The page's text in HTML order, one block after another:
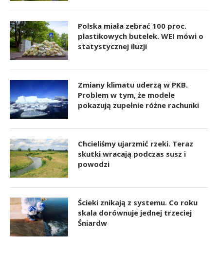
Polska miała zebrać 100 proc.
plastikowych butelek. WEI mówi o
statystycznej iluzji
Zmiany klimatu uderzą w PKB.
Problem w tym, że modele
pokazują zupełnie różne rachunki
Chcieliśmy ujarzmić rzeki. Teraz
skutki wracają podczas susz i
powodzi
Ścieki znikają z systemu. Co roku
skala dorównuje jednej trzeciej
Śniardw